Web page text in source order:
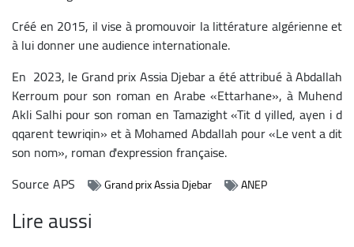
Créé en 2015, il vise à promouvoir la littérature algérienne et
à lui donner une audience internationale.
En 2023, le Grand prix Assia Djebar a été attribué à Abdallah
Kerroum pour son roman en Arabe «Ettarhane», à Muhend
Akli Salhi pour son roman en Tamazight «Tit d yilled, ayen i d
qqarent tewriqin» et à Mohamed Abdallah pour «Le vent a dit
son nom», roman d'expression française.
SourceAPS Grand prix Assia Djebar ANEP
Lire aussi